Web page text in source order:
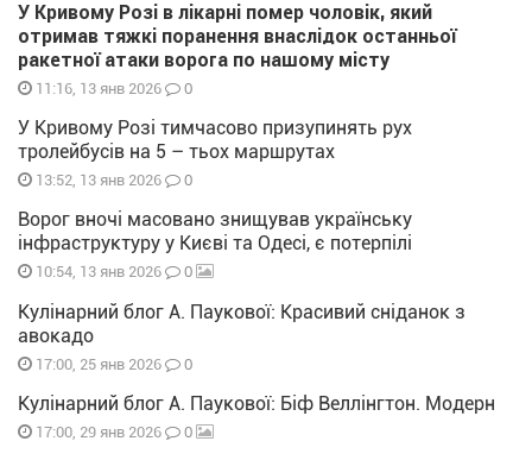
У Кривому Розі в лікарні помер чоловік, який
отримав тяжкі поранення внаслідок останньої
ракетної атаки ворога по нашому місту
11:16, 13 янв 2026 0
У Кривому Розі тимчасово призупинять рух
тролейбусів на 5 – тьох маршрутах
13:52, 13 янв 2026 0
Ворог вночі масовано знищував українську
інфраструктуру у Києві та Одесі, є потерпілі
10:54, 13 янв 2026 0
Кулінарний блог А. Паукової: Красивий сніданок з
авокадо
17:00, 25 янв 2026 0
Кулінарний блог А. Паукової: Біф Веллінгтон. Модерн
17:00, 29 янв 2026 0